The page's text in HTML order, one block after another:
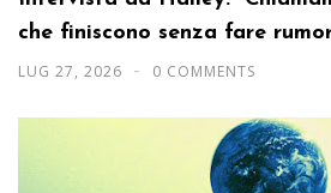
che finiscono senza fare
LUG 27, 2026 0 COMMENTS